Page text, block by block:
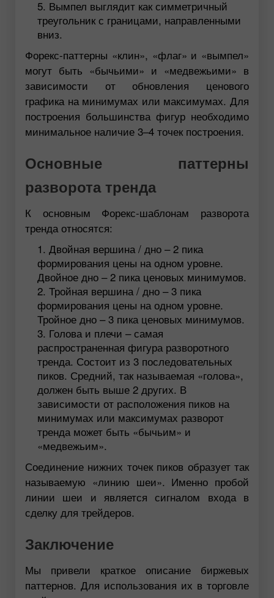
Вымпел выглядит как симметричный
треугольник с границами, направленными
вниз.
Форекс-паттерны «клин», «флаг» и «вымпел»
могут быть «бычьими» и «медвежьими» в
зависимости от обновления ценового
графика на минимумах или максимумах. Для
построения большинства фигур необходимо
минимальное наличие 3–4 точек построения.
Основные паттерны
разворота тренда
К основным Форекс-шаблонам разворота
тренда относятся:
Двойная вершина / дно – 2 пика
формирования цены на одном уровне.
Двойное дно – 2 пика ценовых минимумов.
Тройная вершина / дно – 3 пика
формирования цены на одном уровне.
Тройное дно – 3 пика ценовых минимумов.
Голова и плечи – самая
распространенная фигура разворотного
тренда. Состоит из 3 последовательных
пиков. Средний, так называемая «голова»,
должен быть выше 2 других. В
зависимости от расположения пиков на
минимумах или максимумах разворот
тренда может быть «бычьим» и
«медвежьим».
Соединение нижних точек пиков образует так
называемую «линию шеи». Именно пробой
линии шеи и является сигналом входа в
сделку для трейдеров.
Заключение
Мы привели краткое описание биржевых
паттернов. Для использования их в торговле